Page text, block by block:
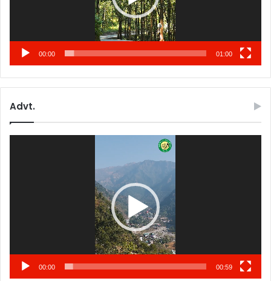
00:00 01:00
Advt.
00:00 00:59